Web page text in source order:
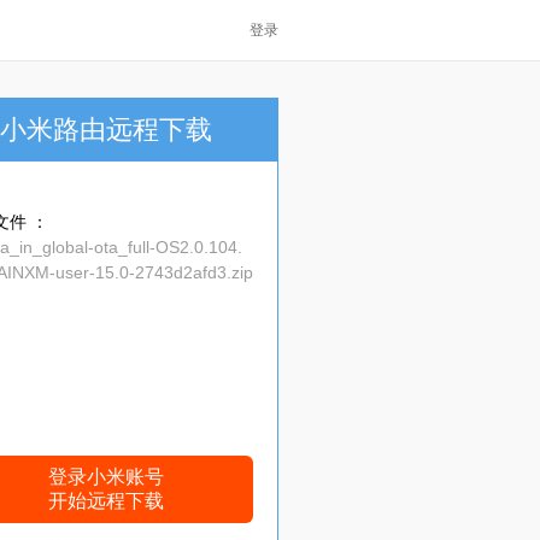
登录
小米路由远程下载
件 ：
ota_full-OS2.0.104.
user-15.0-2743d2afd3.zip
登录小米账号
开始远程下载